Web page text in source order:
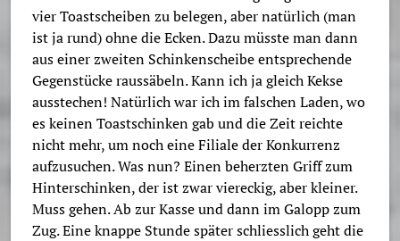
vier Toastscheiben zu belegen, aber natürlich (man
ist ja rund) ohne die Ecken. Dazu müsste man dann
aus einer zweiten Schinkenscheibe entsprechende
Gegenstücke raussäbeln. Kann ich ja gleich Kekse
ausstechen! Natürlich war ich im falschen Laden, wo
es keinen Toastschinken gab und die Zeit reichte
nicht mehr, um noch eine Filiale der Konkurrenz
aufzusuchen. Was nun? Einen beherzten Griff zum
Hinterschinken, der ist zwar viereckig, aber kleiner.
Muss gehen. Ab zur Kasse und dann im Galopp zum
Zug. Eine knappe Stunde später schliesslich geht die